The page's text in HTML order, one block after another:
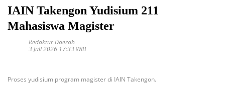
IAIN Takengon Yudisium 211
Mahasiswa Magister
Redaktur Daerah
3 Juli 2026 17:33 WIB
Proses yudisium program magister di IAIN Takengon.